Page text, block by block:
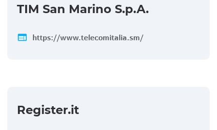
TIM San Marino S.p.A.
web https://www.telecomitalia.sm/
Register.it